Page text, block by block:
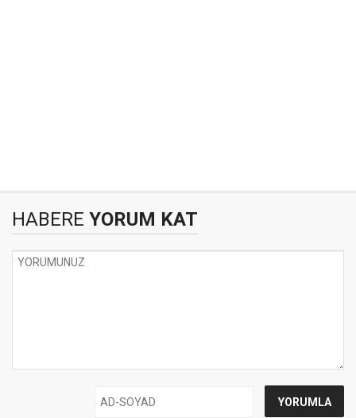
HABERE YORUM KAT